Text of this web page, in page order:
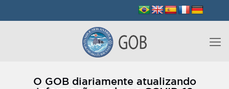
O GOB diariamente atualizando